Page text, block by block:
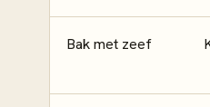
Bak met zeef